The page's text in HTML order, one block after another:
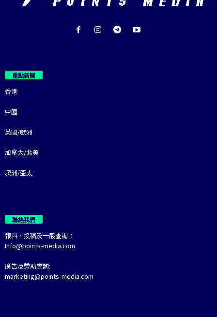
重點新聞
香港
中國
英國/歐洲
加拿大/北美
澳洲/亞太
聯絡我們
報料、投稿及一般查詢：
Info@points-media.com
廣告及贊助查詢:
marketing@points-media.com